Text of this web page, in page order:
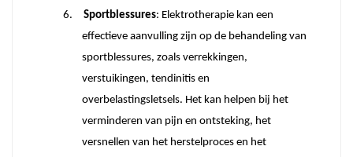
6. Sportblessures: Elektrotherapie kan een
effectieve aanvulling zijn op de behandeling van
sportblessures, zoals verrekkingen,
verstuikingen, tendinitis en
overbelastingsletsels. Het kan helpen bij het
verminderen van pijn en ontsteking, het
versnellen van het herstelproces en het